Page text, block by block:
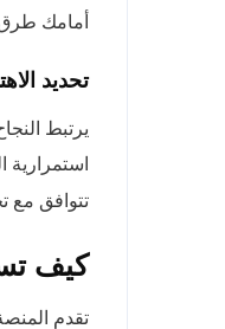
أمامك طرق
تحديد
يرتبط
تتوافق مع
كيف
تقدم